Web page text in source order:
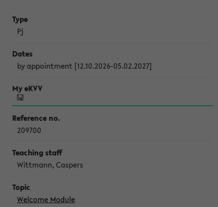
Pj
by appointment [12.10.2026-05.02.2027]
209700
Wittmann, Caspers
Welcome Module